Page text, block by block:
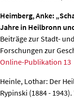
Heimberg, Anke:
Jahre in Heilbronn
Beiträge zur Stadt-
Forschungen zur
Online-Publikation 13
Heinle, Lothar: Der
Rypinski (1884 -